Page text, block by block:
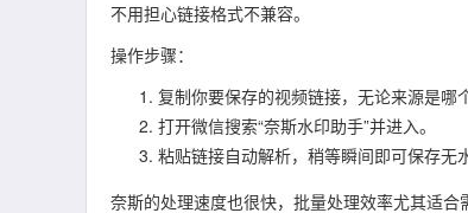
不用担心链接格式不兼容。
操作步骤：
复制你要保存的视频链接，无论来源是哪
打开微信搜索“奈斯水印助手”并进入。
粘贴链接自动解析，稍等瞬间即可保存无
奈斯的处理速度也很快，批量处理效率尤其适